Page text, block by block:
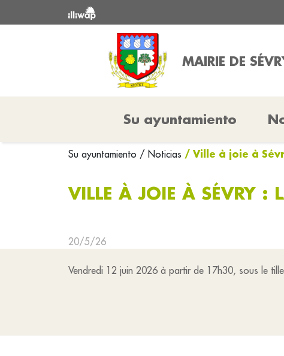
MAIRIE DE
Su ayuntamiento
Su ayuntamiento / Noticias / Ville à joie à
VILLE À JOIE À SÉVRY :
20/5/26
Vendredi 12 juin 2026 à partir de 17h30, sous le